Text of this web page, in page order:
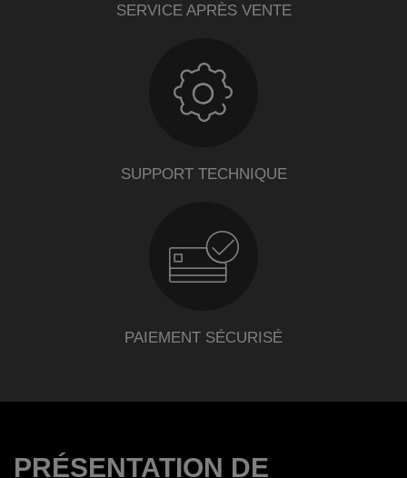
SERVICE APRÈS VENTE
SUPPORT TECHNIQUE
PAIEMENT SÉCURISÉ
PRÉSENTATION DE